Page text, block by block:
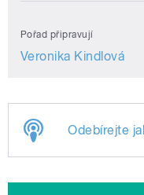
Pořad připravují
Veronika Kindlová
Odebírejte